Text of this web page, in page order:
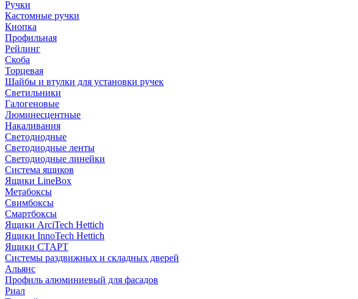
Ручки
Кастомные ручки
Кнопка
Профильная
Рейлинг
Скоба
Торцевая
Шайбы и втулки для установки ручек
Светильники
Галогеновые
Люминесцентные
Накаливания
Светодиодные
Светодиодные ленты
Светодиодные линейки
Система ящиков
Ящики LineBox
Метабоксы
Свимбоксы
Смартбоксы
Ящики ArciTech Hettich
Ящики InnoTech Hettich
Ящики СТАРТ
Системы раздвижных и складных дверей
Альянс
Профиль алюминиевый для фасадов
Риал